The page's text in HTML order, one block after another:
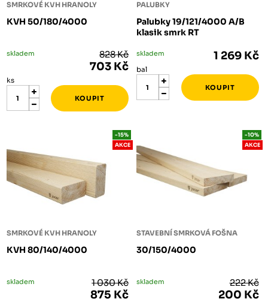
SMRKOVÉ KVH HRANOLY
KVH 50/180/4000
skladem 828 Kč
703 Kč
ks
PALUBKY
Palubky 19/121/4000 A/B
klasik smrk RT
skladem 1 269 Kč
bal
SMRKOVÉ KVH HRANOLY
KVH 80/140/4000
-15%
AKCE
skladem 1 030 Kč
875 Kč
STAVEBNÍ SMRKOVÁ FOŠNA
30/150/4000
-10%
AKCE
skladem 222 Kč
200 Kč